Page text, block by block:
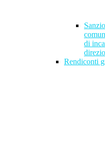
di
Rendiconti